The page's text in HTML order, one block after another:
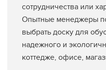
сотрудничества или
Опытные менеджеры
выбрать доску для
надежного и
коттедже, офисе,